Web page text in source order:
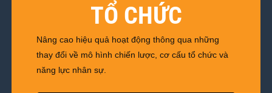
TỔ CHỨC
Nâng cao hiệu quả hoạt động thông qua những
thay đổi về mô hình chiến lược, cơ cấu tổ chức và
năng lực nhân sự.